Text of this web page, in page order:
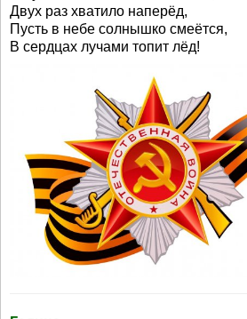
Двух раз хватило наперёд,
Пусть в небе солнышко смеётся,
В сердцах лучами топит лёд!